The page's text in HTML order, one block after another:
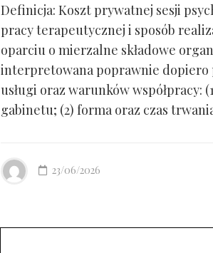
Definicja: Koszt prywatnej sesji
pracy terapeutycznej i sposób
oparciu o mierzalne składowe
interpretowana poprawnie
usługi oraz warunków współpracy:
gabinetu; (2) forma oraz czas
23/06/2026